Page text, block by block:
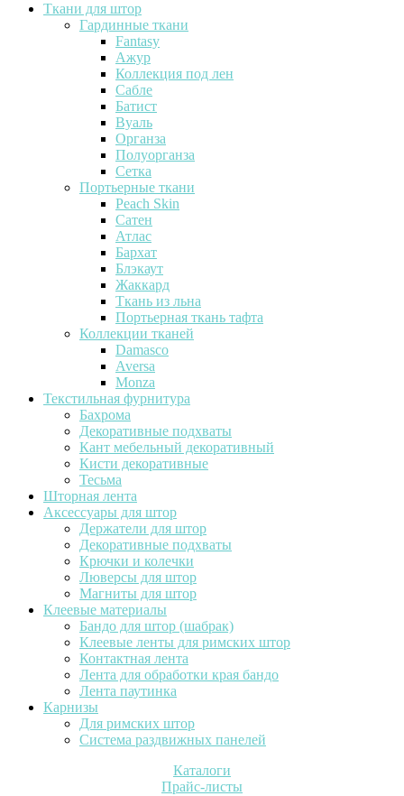
Ткани для штор
Гардинные ткани
Fantasy
Ажур
Коллекция под лен
Сабле
Батист
Вуаль
Органза
Полуорганза
Сетка
Портьерные ткани
Peach Skin
Сатен
Атлас
Бархат
Блэкаут
Жаккард
Ткань из льна
Портьерная ткань тафта
Коллекции тканей
Damasco
Aversa
Monza
Текстильная фурнитура
Бахрома
Декоративные подхваты
Кант мебельный декоративный
Кисти декоративные
Тесьма
Шторная лента
Аксессуары для штор
Держатели для штор
Декоративные подхваты
Крючки и колечки
Люверсы для штор
Магниты для штор
Клеевые материалы
Бандо для штор (шабрак)
Клеевые ленты для римских штор
Контактная лента
Лента для обработки края бандо
Лента паутинка
Карнизы
Для римских штор
Система раздвижных панелей
Каталоги
Прайс-листы